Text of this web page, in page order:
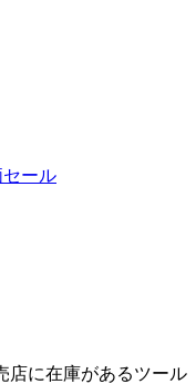
セール
店に在庫があるツール